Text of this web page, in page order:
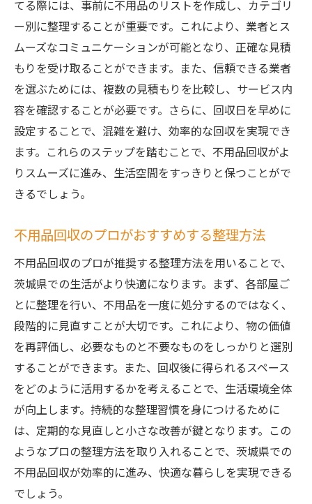
てる際には、事前に不用品のリストを作成し、カテゴリ
ー別に整理することが重要です。これにより、業者とス
ムーズなコミュニケーションが可能となり、正確な見積
もりを受け取ることができます。また、信頼できる業者
を選ぶためには、複数の見積もりを比較し、サービス内
容を確認することが必要です。さらに、回収日を早めに
設定することで、混雑を避け、効率的な回収を実現でき
ます。これらのステップを踏むことで、不用品回収がよ
りスムーズに進み、生活空間をすっきりと保つことがで
きるでしょう。
不用品回収のプロがおすすめする整理方法
不用品回収のプロが推奨する整理方法を用いることで、
茨城県での生活がより快適になります。まず、各部屋ご
とに整理を行い、不用品を一度に処分するのではなく、
段階的に見直すことが大切です。これにより、物の価値
を再評価し、必要なものと不要なものをしっかりと選別
することができます。また、回収後に得られるスペース
をどのように活用するかを考えることで、生活環境全体
が向上します。持続的な整理習慣を身につけるために
は、定期的な見直しと小さな改善が鍵となります。この
ようなプロの整理方法を取り入れることで、茨城県での
不用品回収が効率的に進み、快適な暮らしを実現できる
でしょう。